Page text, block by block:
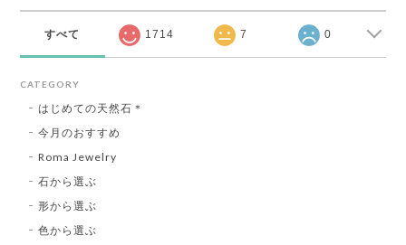
すべて 1714 7 0
CATEGORY
はじめての天然石＊
今月のおすすめ
Roma Jewelry
石から選ぶ
形から選ぶ
色から選ぶ